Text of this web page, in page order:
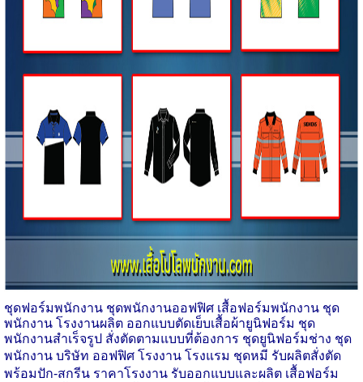
ชุดฟอร์มพนักงาน ชุดพนักงานออฟฟิศ เสื้อฟอร์มพนักงาน ชุด
พนักงานโรงงานผลิต ออกแบบตัดเย็บเสื้อผ้ายูนิฟอร์ม ชุด
พนักงานสำเร็จรูป สั่งตัดตามแบบที่ต้องการ ชุดยูนิฟอร์มช่าง ชุด
พนักงาน บริษัท ออฟฟิศ โรงงาน โรงแรม ชุดหมี รับผลิตสั่งตัด
พร้อมปัก-สกรีน ราคาโรงงาน รับออกแบบและผลิต เสื้อฟอร์ม